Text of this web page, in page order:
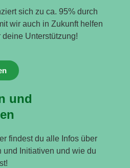
sich zu ca. 95% durch
wir auch in Zukunft helfen
Unterstützung!
und
findest du alle Infos über
und Initiativen und wie du